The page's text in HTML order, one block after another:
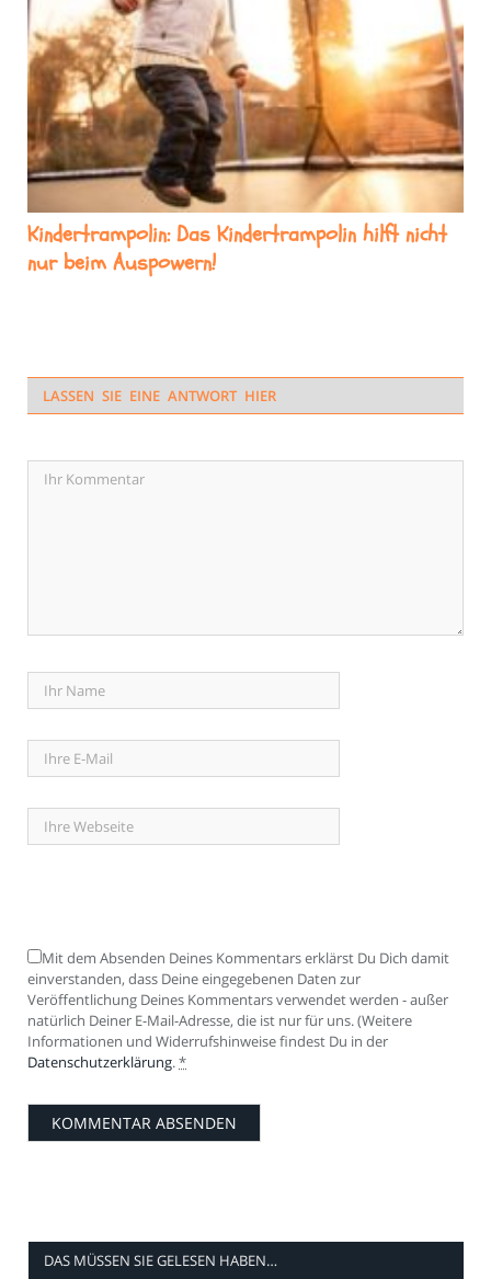
Kindertrampolin: Das Kindertrampolin hilft nicht
nur beim Auspowern!
LASSEN SIE EINE ANTWORT HIER
Mit dem Absenden Deines Kommentars erklärst Du Dich damit
einverstanden, dass Deine eingegebenen Daten zur
Veröffentlichung Deines Kommentars verwendet werden - außer
natürlich Deiner E-Mail-Adresse, die ist nur für uns. (Weitere
Informationen und Widerrufshinweise findest Du in der
Datenschutzerklärung.*
DAS MÜSSEN SIE GELESEN HABEN…